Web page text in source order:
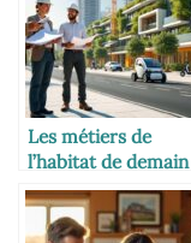
Les métiers de
l’habitat de demain